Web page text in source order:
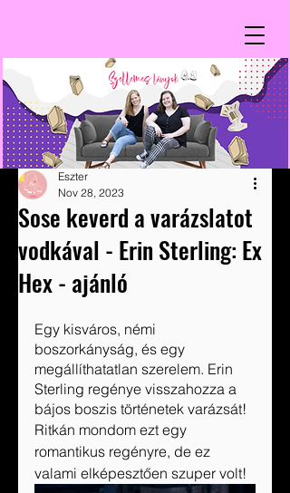
Sose keverd a varázslatot
vodkával - Erin Sterling: Ex
Hex - ajánló
Eszter
Nov 28, 2023
Egy kisváros, némi
boszorkányság, és egy
megállíthatatlan szerelem. Erin
Sterling regénye visszahozza a
bájos boszis történetek varázsát!
Ritkán mondom ezt egy
romantikus regényre, de ez
valami elképesztően szuper volt!